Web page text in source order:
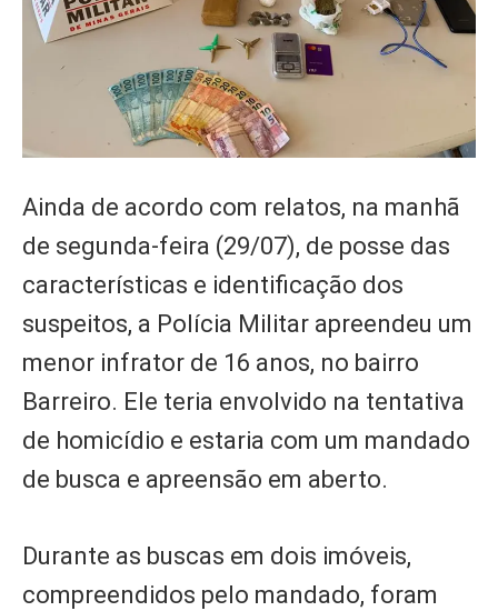
Ainda de acordo com relatos, na manhã
de segunda-feira (29/07), de posse das
características e identificação dos
suspeitos, a Polícia Militar apreendeu um
menor infrator de 16 anos, no bairro
Barreiro. Ele teria envolvido na tentativa
de homicídio e estaria com um mandado
de busca e apreensão em aberto.
Durante as buscas em dois imóveis,
compreendidos pelo mandado, foram